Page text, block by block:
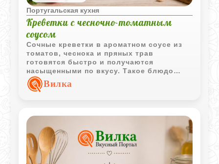
Португальская кухня
Креветки с чесночно-томатным
соусом
Сочные креветки в ароматном соусе из
томатов, чеснока и пряных трав
готовятся быстро и получаются
насыщенными по вкусу. Такое блюдо
подойдёт как для семейного ужина, так и
для подачи на праздничный стол.
Вилка